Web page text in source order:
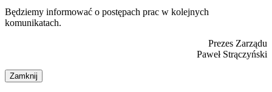
Będziemy informować o postępach prac w kolejnych
komunikatach.
Prezes Zarządu
Paweł Strączyński
Zamknij